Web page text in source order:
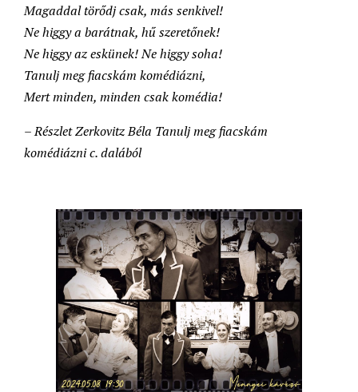
Magaddal törődj csak, más senkivel!
Ne higgy a barátnak, hű szeretőnek!
Ne higgy az eskünek! Ne higgy soha!
Tanulj meg fiacskám komédiázni,
Mert minden, minden csak komédia!
– Részlet Zerkovitz Béla Tanulj meg fiacskám
komédiázni c. dalából